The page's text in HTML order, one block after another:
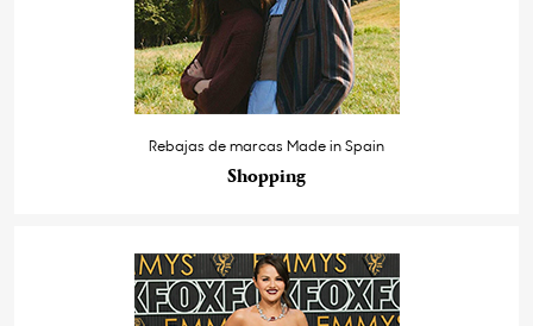
Rebajas de marcas Made in Spain
Shopping